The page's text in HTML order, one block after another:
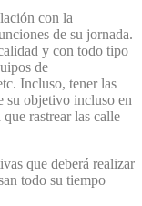
con la
de su jornada.
y con todo tipo
de
Incluso, tener las
su objetivo incluso en
rastrear las calle
que deberá realizar
todo su tiempo